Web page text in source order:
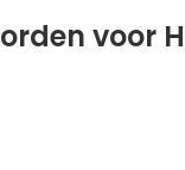
voor